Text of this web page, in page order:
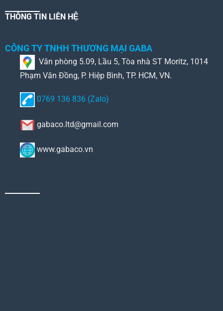
THÔNG TIN LIÊN HỆ
CÔNG TY TNHH THƯƠNG MẠI GABA
Văn phòng 5.09, Lầu 5, Tòa nhà ST Moritz, 1014
Phạm Văn Đồng, P. Hiệp Bình, TP. HCM, VN.
0769 136 836 (Zalo)
gabaco.ltd@gmail.com
www.gabaco.vn